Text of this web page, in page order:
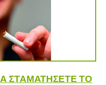
ΣΤΑΜΑΤΉΣΕΤΕ ΤΟ